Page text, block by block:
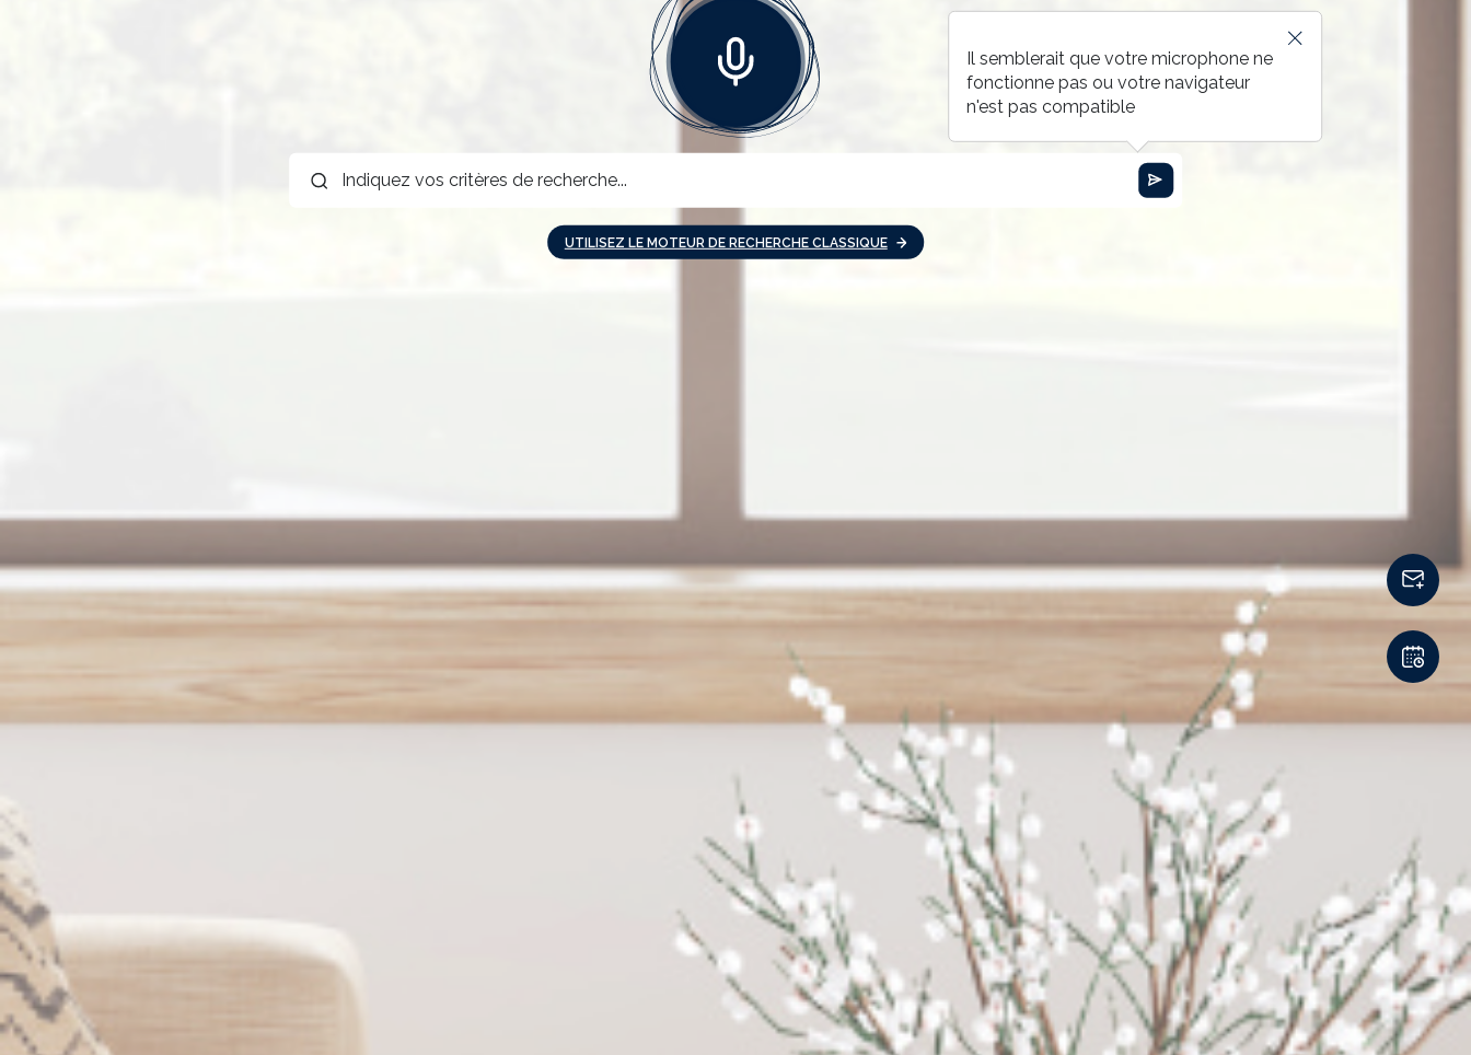
Il semblerait que votre microphone ne
fonctionne pas ou votre navigateur
n'est pas compatible
UTILISEZ LE MOTEUR DE RECHERCHE CLASSIQUE